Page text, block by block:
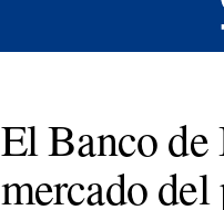
El Banco de
mercado del